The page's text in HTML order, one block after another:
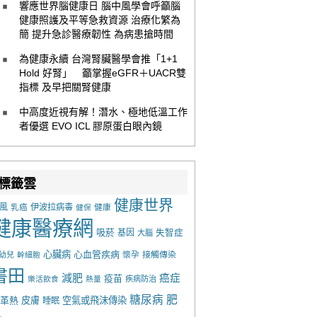
響應世界腦健康日 腦中風學會呼籲腦
健康照護及平等急救資源 治療化繁為
簡 提升急診醫療韌性 為病患搶時間
為健康永續 台灣腎臟醫學會推「1+1
Hold 好腎」 籲掌握eGFR＋UACR雙
指標 及早把關腎健康
中高度近視有解！潛水、極地低溫工作
者優選 EVO ICL 膠原蛋白眼內鏡
籤雲
乳癌 伊波拉病毒 健保 健康 健康世界
康醫療網 吸菸 基因 大腦 失智症
兒 幹細胞 心臟病 心血管疾病 懷孕 接觸傳染
田 樂活飲食 減肥 熱量 疫苗 疾病防治 癌症
熱 皮膚 睡眠 空氣或飛沫傳染 糖尿病 肥